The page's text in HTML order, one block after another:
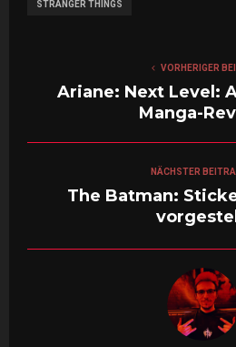
STRANGER THINGS
VORHERIGER
Ariane: Next Level:
Manga-
NÄCHSTER
The Batman: